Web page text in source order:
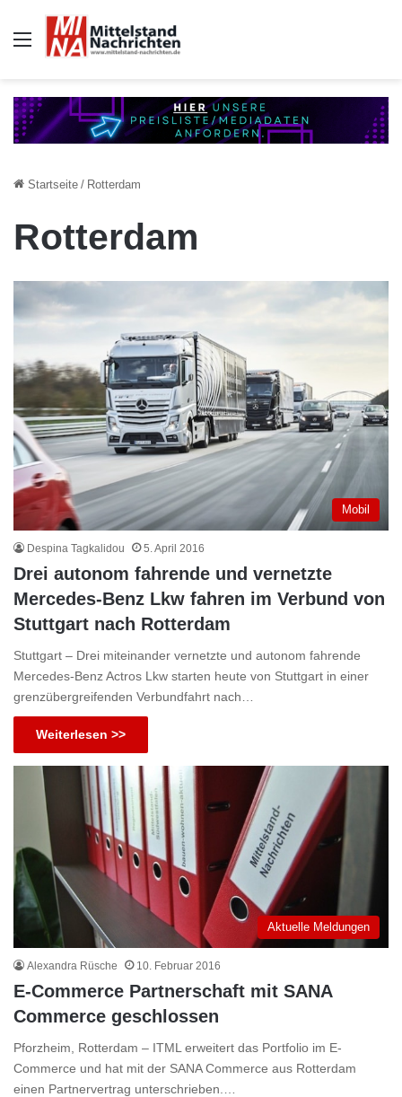
Auswahl
Startseite / Rotterdam
Rotterdam
Mobil
Despina Tagkalidou 5. April 2016
Drei autonom fahrende und vernetzte
Mercedes-Benz Lkw fahren im Verbund von
Stuttgart nach Rotterdam
Stuttgart – Drei miteinander vernetzte und autonom fahrende
Mercedes-Benz Actros Lkw starten heute von Stuttgart in einer
grenz­übergreifenden Verbundfahrt nach…
Weiterlesen >>
Aktuelle Meldungen
Alexandra Rüsche 10. Februar 2016
E-Commerce Partnerschaft mit SANA
Commerce geschlossen
Pforzheim, Rotterdam – ITML erweitert das Portfolio im E-
Commerce und hat mit der SANA Commerce aus Rotterdam
einen Partnervertrag unterschrieben.…